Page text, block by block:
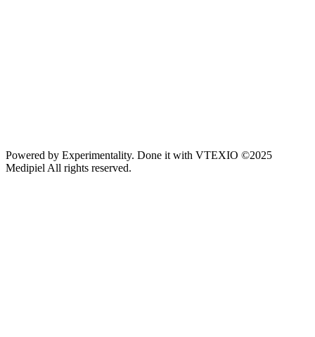
Powered by Experimentality. Done it with VTEXIO ©2025
Medipiel All rights reserved.